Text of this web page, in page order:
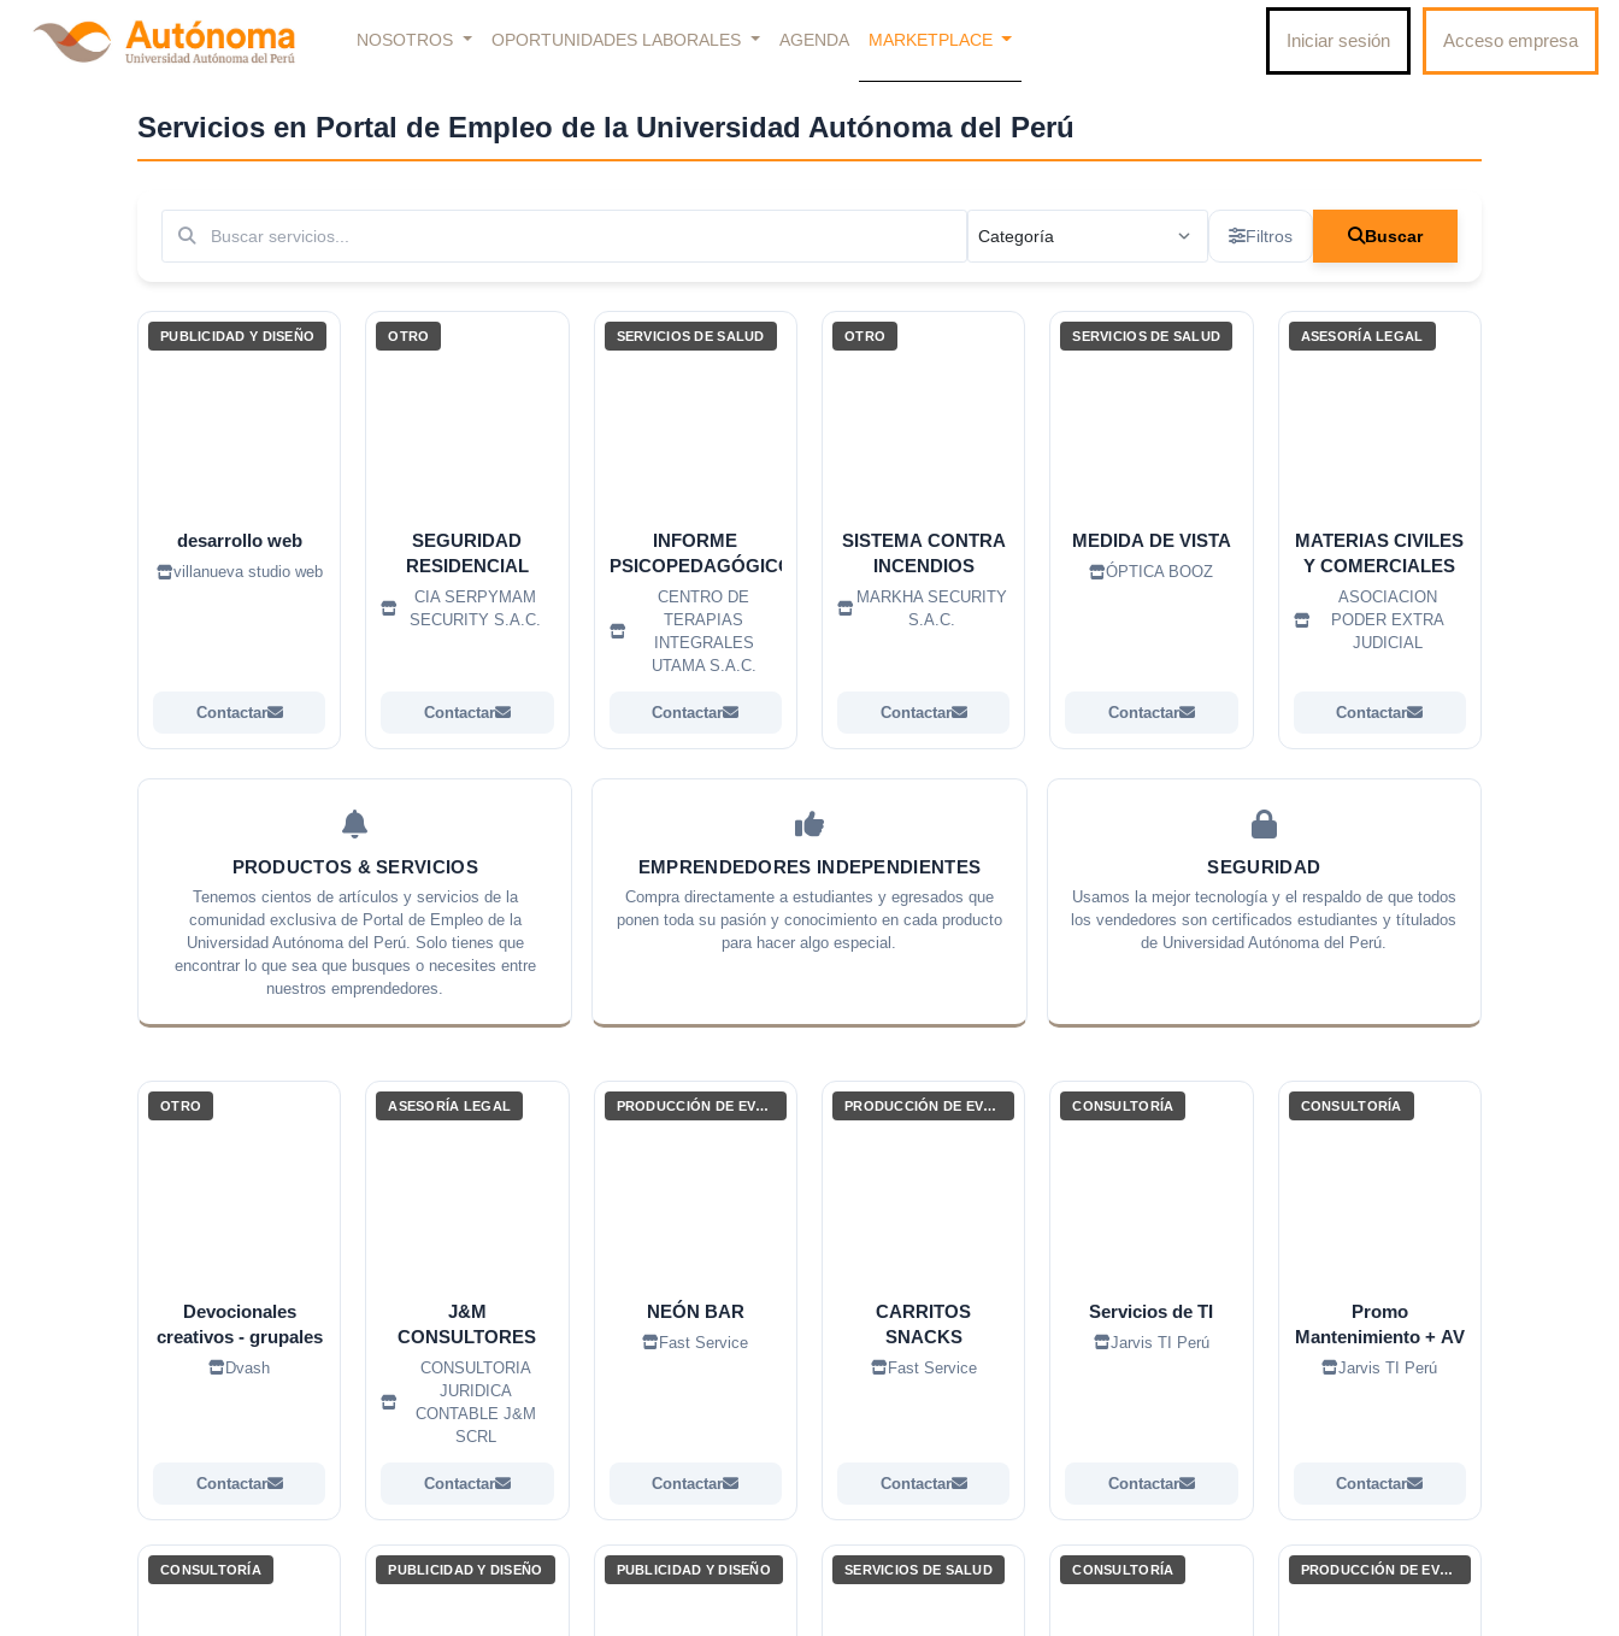
NOSOTROS OPORTUNIDADES LABORALES AGENDA MARKETPLACE Iniciar sesión Acceso empresa
Servicios en Portal de Empleo de la Universidad Autónoma del Perú
Filtros Buscar
Buscar
PUBLICIDAD Y DISEÑO
desarrollo web
villanueva studio web
Contactar
OTRO
SEGURIDAD
RESIDENCIAL
CIA SERPYMAM
SECURITY S.A.C.
Contactar
SERVICIOS DE SALUD
INFORME
PSICOPEDAGÓGICO
CENTRO DE
TERAPIAS
INTEGRALES
UTAMA S.A.C.
Contactar
OTRO
SISTEMA CONTRA
INCENDIOS
MARKHA SECURITY
S.A.C.
Contactar
SERVICIOS DE SALUD
MEDIDA DE VISTA
ÓPTICA BOOZ
Contactar
ASESORÍA LEGAL
MATERIAS CIVILES
Y COMERCIALES
ASOCIACION
PODER EXTRA
JUDICIAL
Contactar
PRODUCTOS & SERVICIOS
Tenemos cientos de artículos y servicios de la
comunidad exclusiva de Portal de Empleo de la
Universidad Autónoma del Perú. Solo tienes que
encontrar lo que sea que busques o necesites entre
nuestros emprendedores.
EMPRENDEDORES INDEPENDIENTES
Compra directamente a estudiantes y egresados que
ponen toda su pasión y conocimiento en cada producto
para hacer algo especial.
SEGURIDAD
Usamos la mejor tecnología y el respaldo de que todos
los vendedores son certificados estudiantes y títulados
de Universidad Autónoma del Perú.
OTRO
Devocionales
creativos - grupales
Dvash
Contactar
ASESORÍA LEGAL
J&M
CONSULTORES
CONSULTORIA
JURIDICA
CONTABLE J&M
SCRL
Contactar
PRODUCCIÓN DE EVENTOS / ENTRETENIMIENTO
NEÓN BAR
Fast Service
Contactar
PRODUCCIÓN DE EVENTOS / ENTRETENIMIENTO
CARRITOS
SNACKS
Fast Service
Contactar
CONSULTORÍA
Servicios de TI
Jarvis TI Perú
Contactar
CONSULTORÍA
Promo
Mantenimiento + AV
Jarvis TI Perú
Contactar
CONSULTORÍA PUBLICIDAD Y DISEÑO PUBLICIDAD Y DISEÑO SERVICIOS DE SALUD CONSULTORÍA PRODUCCIÓN DE EVENTOS / ENTRETENIMIENTO